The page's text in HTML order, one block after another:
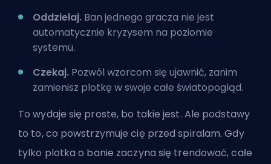
Oddzielaj. Ban jednego gracza nie jest
automatycznie kryzysem na poziomie
systemu.
Czekaj. Pozwól wzorcom się ujawnić, zanim
zamienisz plotkę w swoje całe światopogląd.
To wydaje się proste, bo takie jest. Ale podstawy
to to, co powstrzymuje cię przed spiralam. Gdy
tylko plotka o banie zaczyna się trendować, całe